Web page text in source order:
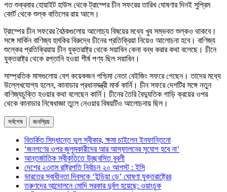
গত শুক্রবার হোয়াইট হাউস থেকে ট্রাম্পের চীন সফরের তারিখ ঘোষণার দিনই সুপ্রিম
কোর্ট থেকে শুল্ক বাতিলের রায় আসে।
ট্রাম্পের চীন সফরের বৈঠকগুলোয় আলোচ্য বিষয়ের মধ্যে খুব সম্ভবত শুল্কও থাকবে।
সঙ্গে মার্কিন বাণিজ্য হুমকির বিরুদ্ধে চীনের প্রতিক্রিয়া নিয়েও আলোচনা হবে। বাণিজ্য
শুল্কের প্রতিক্রিয়ায় চীন যুক্তরাষ্ট্র থেকে সয়াবিন কেনা বন্ধ করার কথা বলেছে। চীনে
যুক্তরাষ্ট্র থেকে রপ্তানি হওয়া শীর্ষ পণ্য ছিল সয়াবিন।
সাম্প্রতিক মাসগুলোয় বেশ কয়েকজন পশ্চিমা নেতা বেইজিং সফরে গেছেন। তাদের মধ্যে
উল্লেখযোগ্য হলেন, কানাডার প্রধানমন্ত্রী মার্ক কার্নি। চীন সফরে দেশটির সঙ্গে নতুন
বাণিজ্যচুক্তি হওয়ার কথা বলেছেন কার্নি। চীনের তৈরি বৈদ্যুতিক গাড়ি ক্রয়ের ওপর
থেকে কানাডার নিষেধাজ্ঞা তুলে নেওয়ার বিষয়টিও আলোচনায় ছিল।
সর্বশেষ জনপ্রিয়
বিতর্কিত সিদ্ধান্তে ভুল স্বীকার, ক্ষমা চাইলেন ইনফান্তিনো
‘জনগণের ওপর জুলুমকারীদের আর আস্ফালনের সুযোগ হবে না’
আন্তর্জাতিক স্বীকৃতিতে উচ্ছ্বসিত বুবলী
দেশের ২৩তম রাষ্ট্রপতি নির্বাচন ২০ আগস্ট : ইসি
ভারতের স্বাধীনতা দিবসকে ‘ইন্ডিয়া ডে’ ঘোষণা যুক্তরাষ্ট্রের
তরুণদের আন্দোলনে মোদি সরকার দুর্বল হয়েছে: ওয়াংচুক